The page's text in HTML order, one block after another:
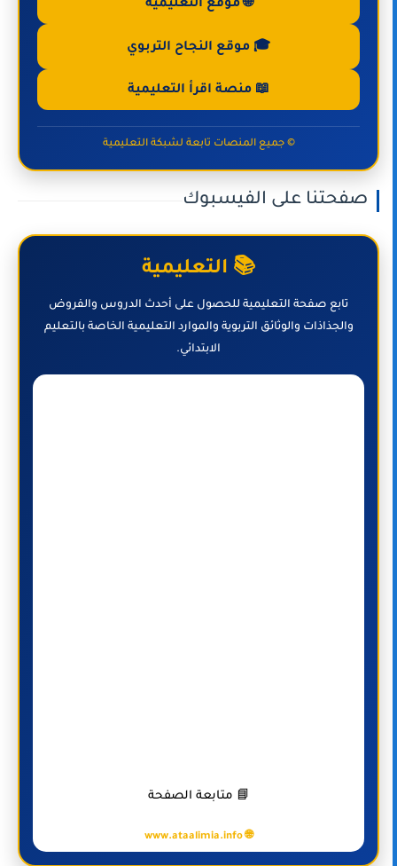
🌐 موقع التعليمية
🎓 موقع النجاح التربوي
📖 منصة اقرأ التعليمية
© جميع المنصات تابعة لشبكة التعليمية
صفحتنا على الفيسبوك
📚 التعليمية
تابع صفحة التعليمية للحصول على أحدث الدروس والفروض
والجذاذات والوثائق التربوية والموارد التعليمية الخاصة بالتعليم
الابتدائي.
📘 متابعة الصفحة
🌐 www.ataalimia.info